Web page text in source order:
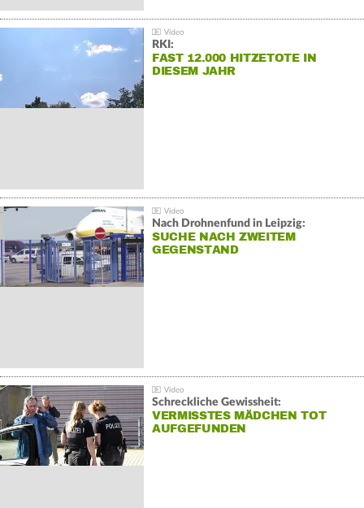
RKI:
FAST 12.000 HITZETOTE IN
DIESEM JAHR
Nach Drohnenfund in Leipzig:
SUCHE NACH ZWEITEM
GEGENSTAND
Schreckliche Gewissheit:
VERMISSTES MÄDCHEN TOT
AUFGEFUNDEN